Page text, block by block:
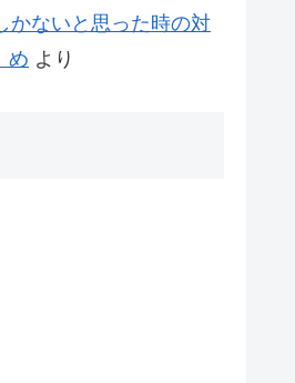
かないと思った時の対
め より